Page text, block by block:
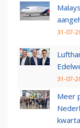
31-07-
31-07-
Meer